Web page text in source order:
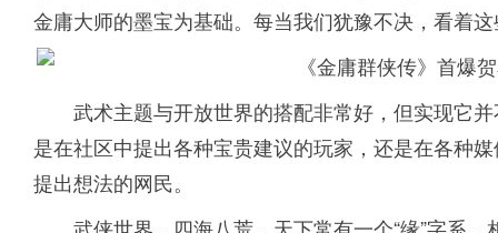
金庸大师的墨宝为基础。每当我们犹豫不决，看着
武术主题与开放世界的搭配非常好，但实现它
是在社区中提出各种宝贵建议的玩家，还是在各种
提出想法的网民。